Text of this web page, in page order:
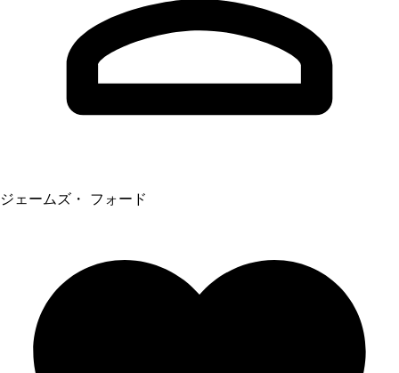
ジェームズ・ フォード